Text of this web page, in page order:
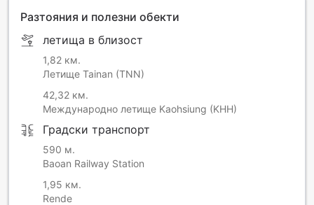
cause, and thank you for your understanding.
Разтояния и полезни обекти
летища в близост
1,82 км.
Летище Tainan (TNN)
42,32 км.
Международно летище Kaohsiung (KHH)
Градски транспорт
590 м.
Baoan Railway Station
1,95 км.
Rende